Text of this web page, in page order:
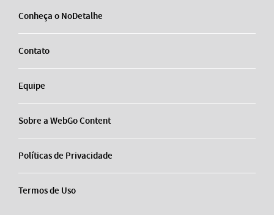
Conheça o NoDetalhe
Contato
Equipe
Sobre a WebGo Content
Políticas de Privacidade
Termos de Uso